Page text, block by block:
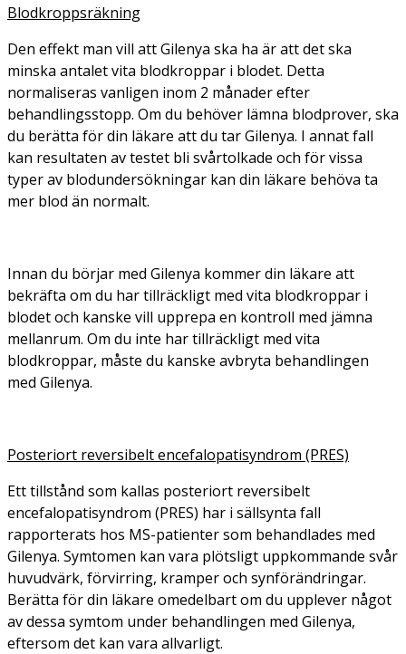
Blodkroppsräkning
Den effekt man vill att Gilenya ska ha är att det ska
minska antalet vita blodkroppar i blodet. Detta
normaliseras vanligen inom 2 månader efter
behandlingsstopp. Om du behöver lämna blodprover, ska
du berätta för din läkare att du tar Gilenya. I annat fall
kan resultaten av testet bli svårtolkade och för vissa
typer av blodundersökningar kan din läkare behöva ta
mer blod än normalt.
Innan du börjar med Gilenya kommer din läkare att
bekräfta om du har tillräckligt med vita blodkroppar i
blodet och kanske vill upprepa en kontroll med jämna
mellanrum. Om du inte har tillräckligt med vita
blodkroppar, måste du kanske avbryta behandlingen
med Gilenya.
Posteriort reversibelt encefalopatisyndrom (PRES)
Ett tillstånd som kallas posteriort reversibelt
encefalopatisyndrom (PRES) har i sällsynta fall
rapporterats hos MS-patienter som behandlades med
Gilenya. Symtomen kan vara plötsligt uppkommande svår
huvudvärk, förvirring, kramper och synförändringar.
Berätta för din läkare omedelbart om du upplever något
av dessa symtom under behandlingen med Gilenya,
eftersom det kan vara allvarligt.